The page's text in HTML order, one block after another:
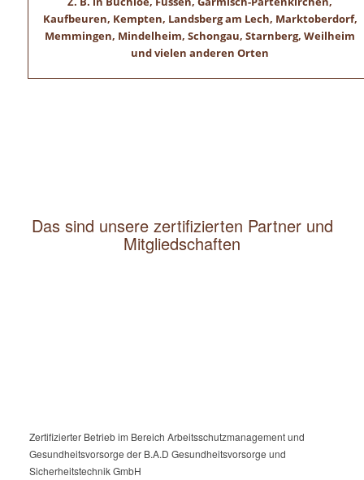
Kaufbeuren, Kempten, Landsberg am Lech, Marktoberdorf,
Memmingen, Mindelheim, Schongau, Starnberg, Weilheim
und vielen anderen Orten
Das sind unsere zertifizierten Partner und
Mitgliedschaften
Zertifizierter Betrieb im Bereich Arbeitsschutzmanagement und
Gesundheitsvorsorge der B.A.D Gesundheitsvorsorge und
Sicherheitstechnik GmbH